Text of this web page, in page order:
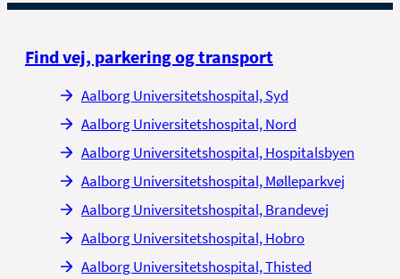
Se afgangs- og ankomsttider i
Find vej, parkering og transport
Aalborg Universitetshospital, Syd
Aalborg Universitetshospital, Nord
Aalborg Universitetshospital, Hospitalsbyen
Aalborg Universitetshospital, Mølleparkvej
Aalborg Universitetshospital, Brandevej
Aalborg Universitetshospital, Hobro
Aalborg Universitetshospital, Thisted